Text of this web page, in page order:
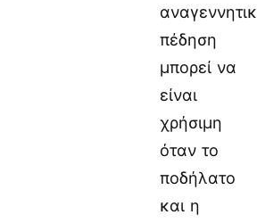
πέδηση
μπορεί να
είναι
χρήσιμη
όταν το
ποδήλατο
και η